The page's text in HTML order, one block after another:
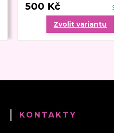
500 Kč
Zvolit variantu
KONTAKTY